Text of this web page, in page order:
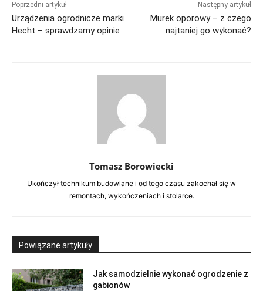
Poprzedni artykuł
Urządzenia ogrodnicze marki
Hecht – sprawdzamy opinie
Następny artykuł
Murek oporowy – z czego
najtaniej go wykonać?
Tomasz Borowiecki
Ukończył technikum budowlane i od tego czasu zakochał się w
remontach, wykończeniach i stolarce.
Powiązane artykuły
Jak samodzielnie wykonać ogrodzenie z
gabionów